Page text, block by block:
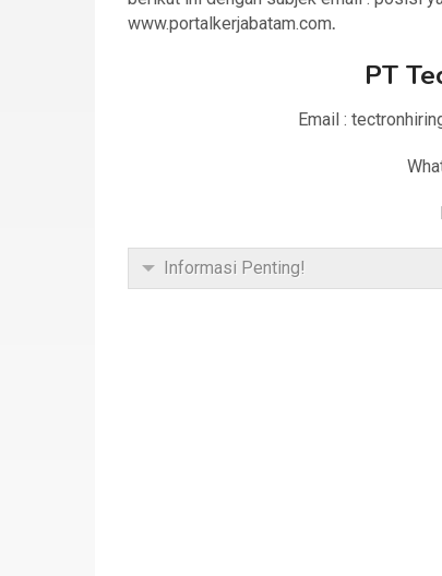
www.portalkerjabatam.com.
PT
Email :
Informasi Penting!